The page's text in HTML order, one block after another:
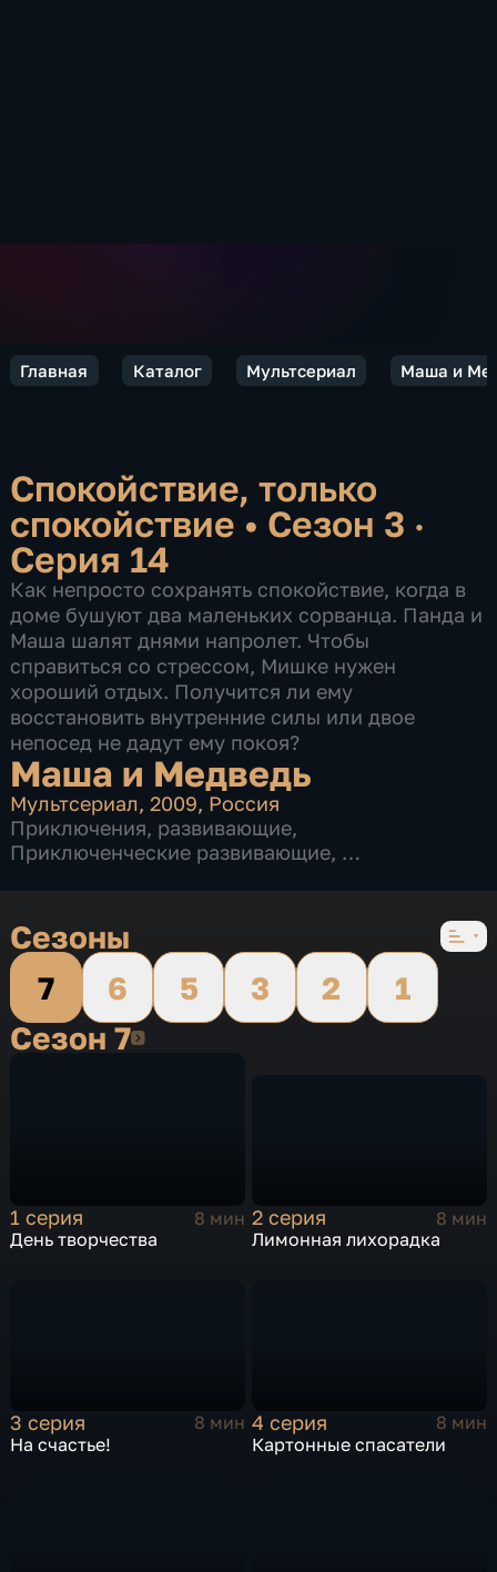
Главная Каталог Мультсериал Маша и
Спокойствие, только
спокойствие• Сезон 3 ·
Серия 14
Как непросто сохранять спокойствие, когда в
доме бушуют два маленьких сорванца. Панда и
Маша шалят днями напролет. Чтобы
справиться со стрессом, Мишке нужен
хороший отдых. Получится ли ему
восстановить внутренние силы или двое
непосед не дадут ему покоя?
Маша и Медведь
Мультсериал,2009, Россия
Приключения, развивающие,
Приключенческие развивающие,
Сезоны
7
6 5 3 2
1
Сезон 7Сезон 7
1 серия
8 мин
День творчества
2 серия
8 мин
Лимонная лихорадка
3 серия
8 мин
На счастье!
4 серия
8 мин
Картонные спасатели